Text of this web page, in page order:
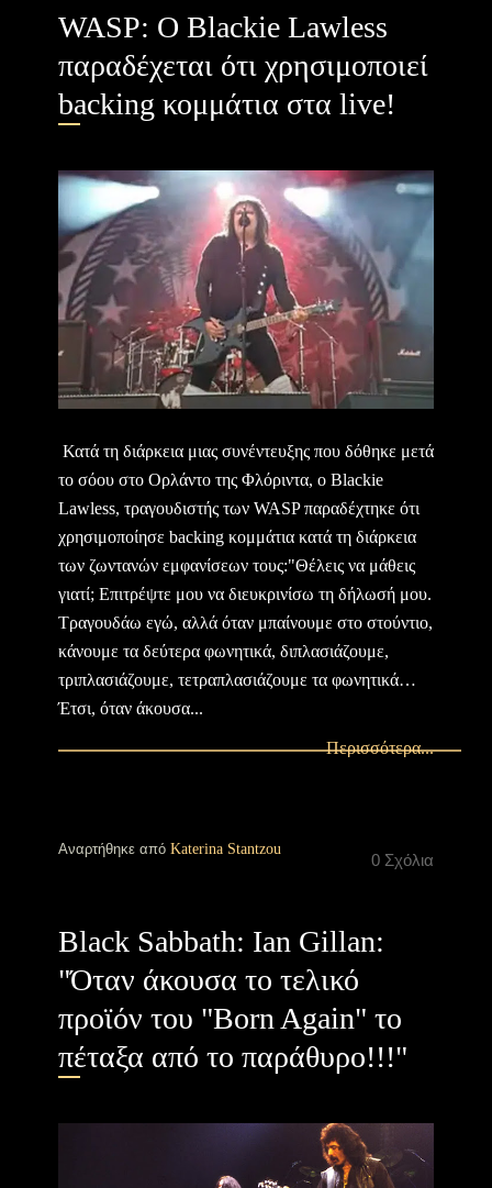
WASP: Ο Blackie Lawless
παραδέχεται ότι χρησιμοποιεί
backing κομμάτια στα live!
Κατά τη διάρκεια μιας συνέντευξης που δόθηκε μετά
το σόου στο Ορλάντο της Φλόριντα, ο Blackie
Lawless, τραγουδιστής των WASP παραδέχτηκε ότι
χρησιμοποίησε backing κομμάτια κατά τη διάρκεια
των ζωντανών εμφανίσεων τους:"Θέλεις να μάθεις
γιατί; Επιτρέψτε μου να διευκρινίσω τη δήλωσή μου.
Τραγουδάω εγώ, αλλά όταν μπαίνουμε στο στούντιο,
κάνουμε τα δεύτερα φωνητικά, διπλασιάζουμε,
τριπλασιάζουμε, τετραπλασιάζουμε τα φωνητικά…
Έτσι, όταν άκουσα...
Περισσότερα...
0 Σχόλια
Αναρτήθηκε από Katerina Stantzou
Black Sabbath: Ian Gillan:
"Όταν άκουσα το τελικό
προϊόν του "Born Again" το
πέταξα από το παράθυρο!!!"